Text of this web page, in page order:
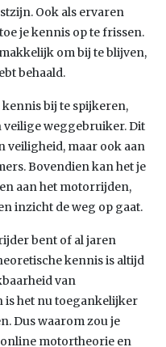
Ook als ervaren
je kennis op te frissen.
om bij te blijven,
behaald.
bij te spijkeren,
weggebruiker. Dit
veiligheid, maar ook aan
Bovendien kan het je
aan het motorrijden,
inzicht de weg op gaat.
bent of al jaren
kennis is altijd
van
is het nu toegankelijker
Dus waarom zou je
motortheorie en